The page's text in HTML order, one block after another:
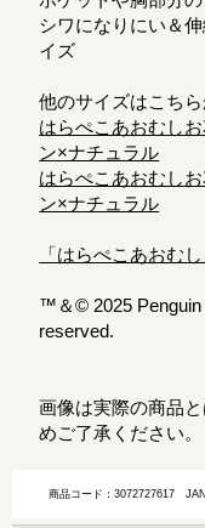
シワになりにい＆
イズ
他のサイズはこちら
はらぺこあおむし
ン×ナチュラル
はらぺこあおむし
ン×ナチュラル
「はらぺこあおむ
™＆© 2025 Penguin
reserved.
画像は実際の商品
めご了承ください。
商品コード：3072727617